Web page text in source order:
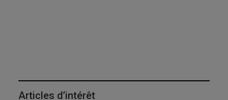
Articles d’intérêt